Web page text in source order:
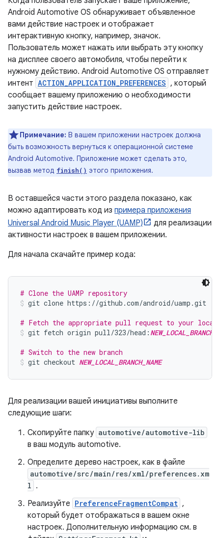
Android Automotive OS обнаруживает объявленное
вами действие настроек и отображает
интерактивную кнопку, например, значок.
Пользователь может нажать или выбрать эту кнопку
на дисплее своего автомобиля, чтобы перейти к
нужному действию. Android Automotive OS отправляет
интент ACTION_APPLICATION_PREFERENCES , который
сообщает вашему приложению о необходимости
запустить действие настроек.
Примечание: В вашем приложении настроек должна
быть возможность вернуться к операционной системе
Android Automotive. Приложение может сделать это,
вызвав метод finish() этого приложения.
В оставшейся части этого раздела показано, как
можно адаптировать код из примера приложения
Universal Android Music Player (UAMP)
для реализации
активности настроек в вашем приложении.
Для начала скачайте пример кода:
# Clone the UAMP repository
git clone https://github.com/android/uamp.git
# Fetch the appropriate pull request to your
git fetch origin pull/323/head:
# Switch to the new branch
git checkout NEW_LOCAL_BRANCH_NAME
Для реализации вашей инициативы выполните
следующие шаги:
Скопируйте папку automotive/automotive-lib
в ваш модуль automotive.
Определите дерево настроек, как в файле
automotive/src/main/res/xml/preferences.xm
l .
Реализуйте PreferenceFragmentCompat ,
который будет отображаться в вашем окне
настроек. Дополнительную информацию см. в